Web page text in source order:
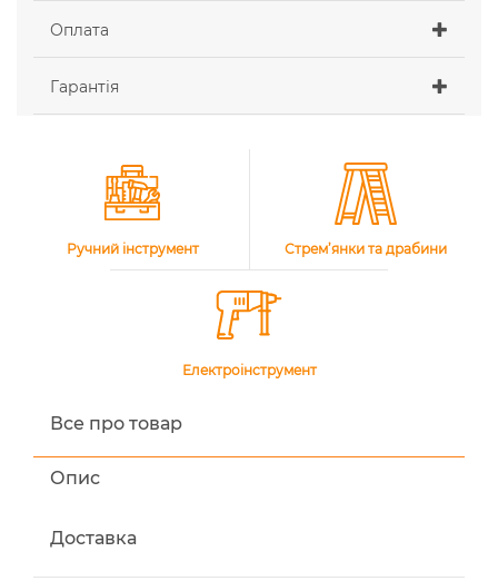
Оплата
Гарантія
Ручний інструмент Стрем’янки та драбини
Електроінструмент
Все про товар
Опис
Доставка